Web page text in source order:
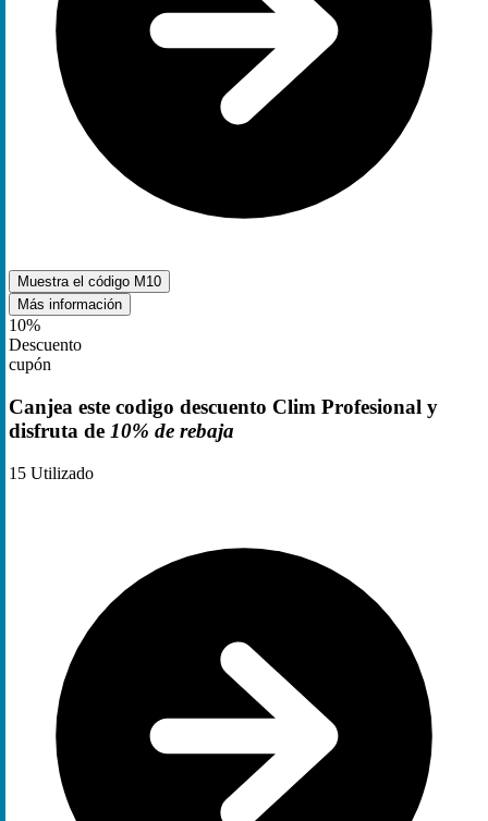
Muestra el código M10
Más información
10%
Descuento
cupón
Canjea este codigo descuento Clim Profesional y
disfruta de 10% de rebaja
15 Utilizado